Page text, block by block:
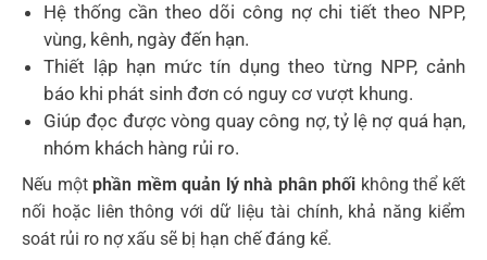
Hệ thống cần theo dõi công nợ chi tiết theo NPP,
vùng, kênh, ngày đến hạn.
Thiết lập hạn mức tín dụng theo từng NPP, cảnh
báo khi phát sinh đơn có nguy cơ vượt khung.
Giúp đọc được vòng quay công nợ, tỷ lệ nợ quá hạn,
nhóm khách hàng rủi ro.
Nếu mộtphần mềm quản lý nhà phân phối không thể kết
nối hoặc liên thông với dữ liệu tài chính, khả năng kiểm
soát rủi ro nợ xấu sẽ bị hạn chế đáng kể.